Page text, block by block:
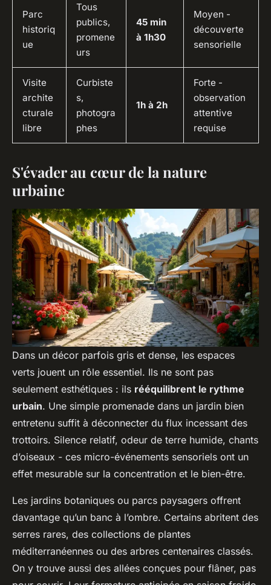
Parc
historiq
ue
Tous
publics,
promene
urs
45 min
à 1h30
Moyen -
découverte
sensorielle
Visite
archite
cturale
libre
Curbiste
s,
photogra
phes
1h à 2h
Forte -
observation
attentive
requise
S'évader au cœur de la nature
urbaine
Dans un décor parfois gris et dense, les espaces
verts jouent un rôle essentiel. Ils ne sont pas
seulement esthétiques : ils rééquilibrent le rythme
urbain. Une simple promenade dans un jardin bien
entretenu suffit à déconnecter du flux incessant des
trottoirs. Silence relatif, odeur de terre humide, chants
d’oiseaux - ces micro-événements sensoriels ont un
effet mesurable sur la concentration et le bien-être.
Les jardins botaniques ou parcs paysagers offrent
davantage qu’un banc à l’ombre. Certains abritent des
serres rares, des collections de plantes
méditerranéennes ou des arbres centenaires classés.
On y trouve aussi des allées conçues pour flâner, pas